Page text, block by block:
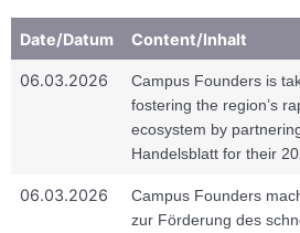
Date/Datum Content/Inhalt
06.03.2026
Campus Founders is
fostering the region’s
ecosystem by
Handelsblatt for their
06.03.2026
Campus Founders
zur Förderung des